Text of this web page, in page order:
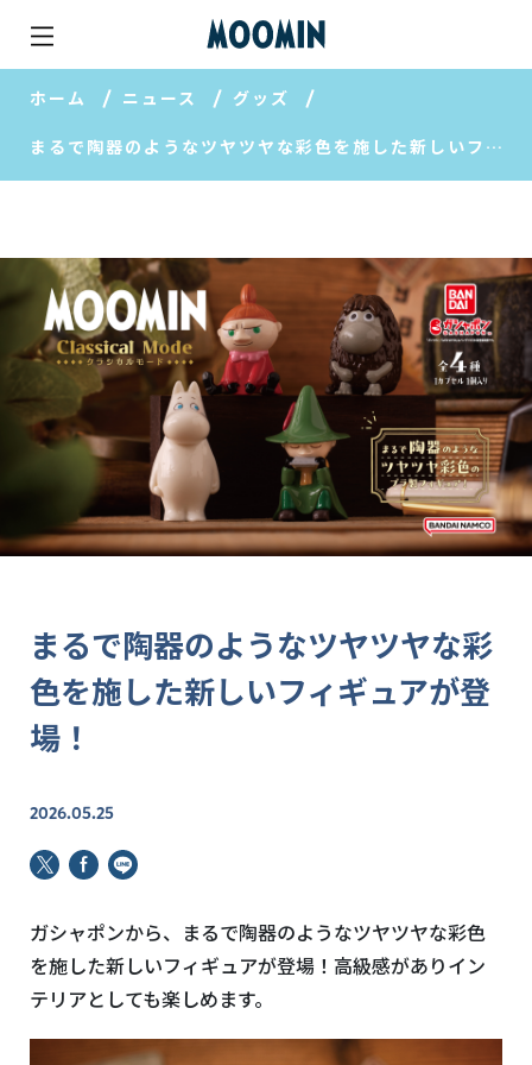
ホーム ニュース グッズ
まるで陶器のようなツヤツヤな彩色を施した新しいフィギュアが登場！
まるで陶器のようなツヤツヤな彩
色を施した新しいフィギュアが登
場！
2026.05.25
ガシャポンから、まるで陶器のようなツヤツヤな彩色
を施した新しいフィギュアが登場！高級感がありイン
テリアとしても楽しめます。